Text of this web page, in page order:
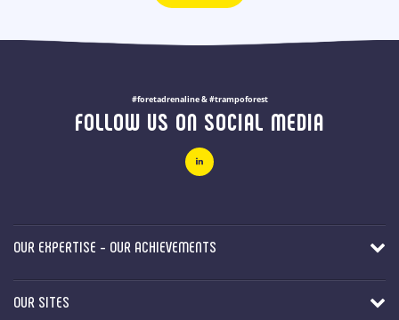
#foretadrenaline & #trampoforest
FOLLOW US ON SOCIAL MEDIA
OUR EXPERTISE - OUR ACHIEVEMENTS
OUR SITES